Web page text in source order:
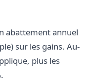
abattement annuel
sur les gains. Au-
plus les